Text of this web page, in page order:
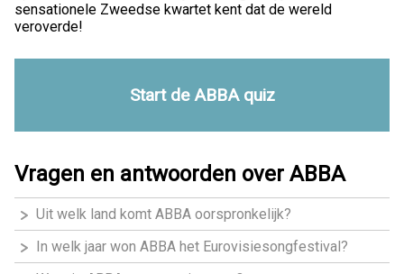
sensationele Zweedse kwartet kent dat de wereld
veroverde!
Start de ABBA quiz
Vragen en antwoorden over ABBA
Uit welk land komt ABBA oorspronkelijk?
In welk jaar won ABBA het Eurovisiesongfestival?